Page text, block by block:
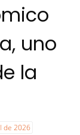
uno
la
de 2026